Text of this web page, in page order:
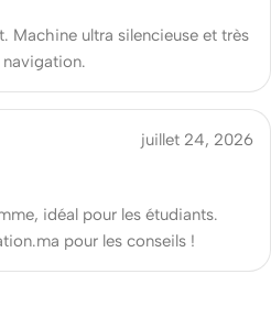
Machine ultra silencieuse et très
juillet 24, 2026
idéal pour les étudiants.
pour les conseils !